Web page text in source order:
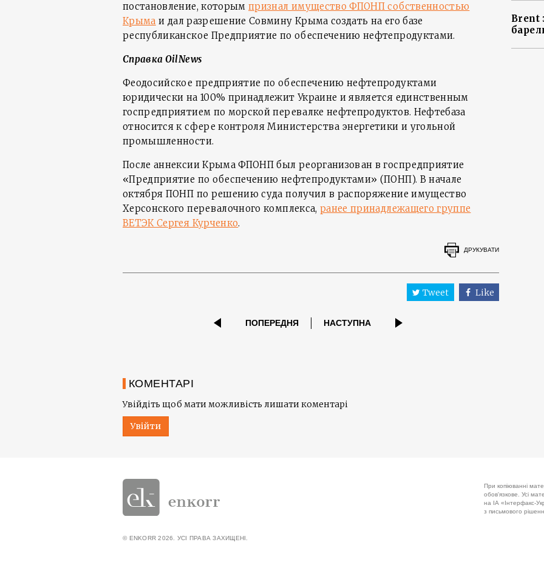
постановление, которымпризнал имущество ФПОНП собственностью
Крыма и дал разрешение Совмину Крыма создать на его базе
республиканское Предприятие по обеспечению нефтепродуктами.
Справка OilNews
Феодосийское предприятие по обеспечению нефтепродуктами
юридически на 100% принадлежит Украине и является единственным
госпредприятием по морской перевалке нефтепродуктов. Нефтебаза
относится к сфере контроля Министерства энергетики и угольной
промышленности.
После аннексии Крыма ФПОНП был реорганизован в госпредприятие
«Предприятие по обеспечению нефтепродуктами» (ПОНП). В начале
октября ПОНП по решению суда получил в распоряжение имущество
Херсонского перевалочного комплекса, ранее принадлежащего группе
ВЕТЭК Сергея Курченко.
ДРУКУВАТИ
Tweet Like
ПОПЕРЕДНЯ НАСТУПНА
КОМЕНТАРІ
Увійдіть щоб мати можливість лишати коментарі
Увійти
Brent
При копіюванні
обов'язкове. Усі
на ІА «Інтерфакс-
з письмового
© ENKORR 2026. УСІ ПРАВА ЗАХИЩЕНІ.